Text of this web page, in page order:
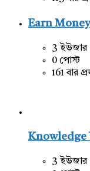
Earn Money
3 ইউজার
0 পোস্ট
161 বার
Knowledge
3 ইউজার